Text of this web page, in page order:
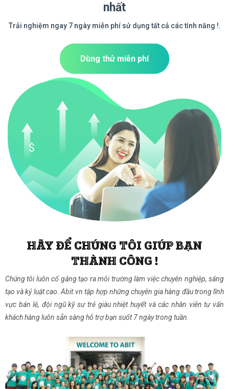
nhất
Trải nghiệm ngay 7 ngày miễn phí sử dụng tất cả các tính năng !.
Dùng thử miễn phí
HÃY ĐỂ CHÚNG TÔI GIÚP BẠN
THÀNH CÔNG !
Chúng tôi luôn cố gắng tạo ra môi trường làm việc chuyên nghiệp, sáng
tạo và kỷ luật cao. Abit.vn tập hợp những chuyên gia hàng đầu trong lĩnh
vực bán lẻ, đội ngũ kỹ sư trẻ giàu nhiệt huyết và các nhân viên tư vấn
khách hàng luôn sẵn sàng hỗ trợ bạn suốt 7 ngày trong tuần.